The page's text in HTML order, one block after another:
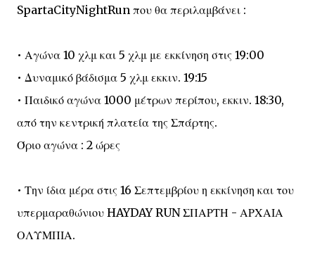
SpartaCityNightRun που θα περιλαμβάνει :
• Αγώνα 10 χλμ και 5 χλμ με εκκίνηση στις 19:00
• Δυναμικό βάδισμα 5 χλμ εκκιν. 19:15
• Παιδικό αγώνα 1000 μέτρων περίπου, εκκιν. 18:30,
από την κεντρική πλατεία της Σπάρτης.
Όριο αγώνα : 2 ώρες
• Την ίδια μέρα στις 16 Σεπτεμβρίου η εκκίνηση και του
υπερμαραθώνιου HAYDAY RUN ΣΠΑΡΤΗ - ΑΡΧΑΙΑ
ΟΛΥΜΠΙΑ.